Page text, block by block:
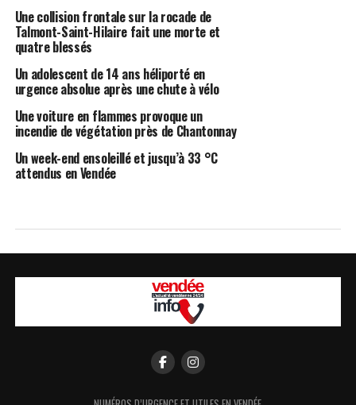
Une collision frontale sur la rocade de
Talmont-Saint-Hilaire fait une morte et
quatre blessés
Un adolescent de 14 ans héliporté en
urgence absolue après une chute à vélo
Une voiture en flammes provoque un
incendie de végétation près de Chantonnay
Un week-end ensoleillé et jusqu’à 33 °C
attendus en Vendée